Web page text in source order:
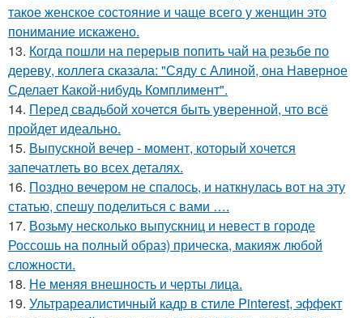
такое женское состояние и чаще всего у женщин это
понимание искажено.
13. Когда пошли на перерыв попить чай на резьбе по
дереву, коллега сказала: "Сяду с Алиной, она Наверное
Сделает Какой-нибудь Комплимент".
14. Перед свадьбой хочется быть уверенной, что всё
пройдет идеально.
15. Выпускной вечер - момент, который хочется
запечатлеть во всех деталях.
16. Поздно вечером не спалось, и наткнулась вот на эту
статью, спешу поделиться с вами ….
17. Возьму несколько выпускниц и невест в городе
Россошь на полный образ) прическа, макияж любой
сложности.
18. Не меняя внешность и черты лица.
19. Ультрареалистичный кадр в стиле Pinterest, эффект